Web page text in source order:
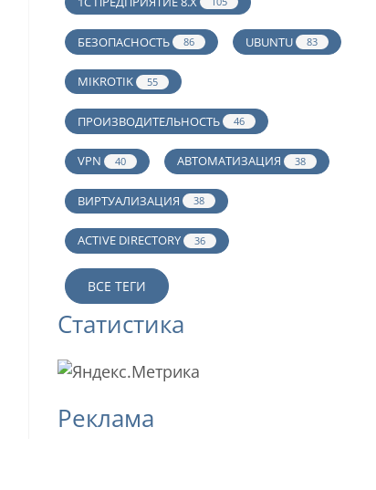
БЕЗОПАСНОСТЬ 86 UBUNTU 83
MIKROTIK 55
ПРОИЗВОДИТЕЛЬНОСТЬ 46
VPN 40 АВТОМАТИЗАЦИЯ 38
ВИРТУАЛИЗАЦИЯ 38
ACTIVE DIRECTORY 36
ВСЕ ТЕГИ
Статистика
Реклама